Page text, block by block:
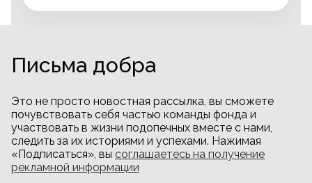
Письма добра
Это не просто новостная рассылка, вы сможете
почувствовать себя частью команды фонда и
участвовать в жизни подопечных вместе с нами,
следить за их историями и успехами. Нажимая
«Подписаться», вы соглашаетесь на получение
рекламной информации